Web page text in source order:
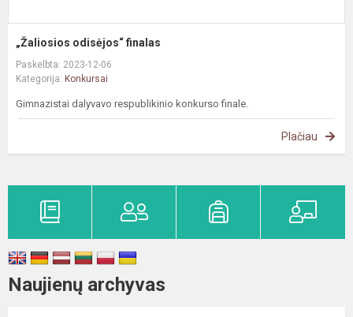
„Žaliosios odisėjos“ finalas
Paskelbta: 2023-12-06
Kategorija: Konkursai
Gimnazistai dalyvavo respublikinio konkurso finale.
Plačiau
Naujienų archyvas